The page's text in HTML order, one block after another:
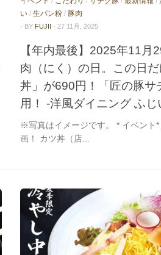
い / 生パン粉 / 豚肉
· BY FUJII · 27 11月, 2025
【年内最後】2025年11月
肉（にく）の日。この日
丼」が690円！「匠の豚サ
用！ -洋風ダイニング ふじ
※写真はイメージです。 * イベント
画！ カツ丼（店...